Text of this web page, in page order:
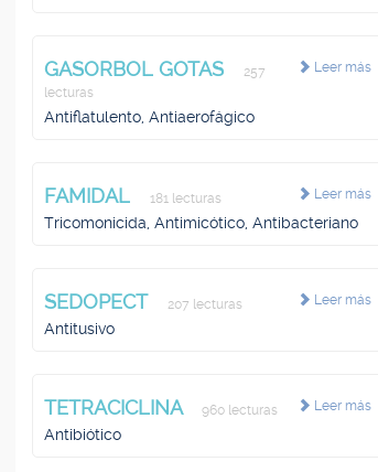
Leer más
GASORBOL GOTAS
257
lecturas
Antiflatulento, Antiaerofágico
Leer más
FAMIDAL 181 lecturas
Tricomonicida, Antimicótico, Antibacteriano
Leer más
SEDOPECT 207 lecturas
Antitusivo
Leer más
TETRACICLINA 960 lecturas
Antibiótico